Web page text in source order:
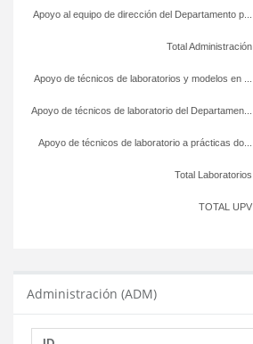
TOTAL UPV
Total Laboratorios
Apoyo de técnicos de laboratorio a prácticas do...
Apoyo de técnicos de laboratorio del Departamen...
Apoyo de técnicos de laboratorios y modelos en ...
Total Administración
Apoyo al equipo de dirección del Departamento p...
Administración (ADM)